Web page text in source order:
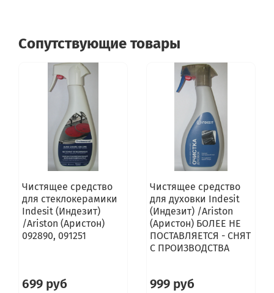
Сопутствующие товары
Чистящее средство
для стеклокерамики
Indesit (Индезит)
/Ariston (Аристон)
092890, 091251
699 руб
Чистящее средство
для духовки Indesit
(Индезит) /Ariston
(Аристон) БОЛЕЕ НЕ
ПОСТАВЛЯЕТСЯ - СНЯТ
С ПРОИЗВОДСТВА
999 руб